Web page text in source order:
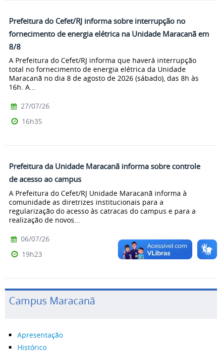
Prefeitura do Cefet/RJ informa sobre interrupção no
fornecimento de energia elétrica na Unidade Maracanã em
8/8
A Prefeitura do Cefet/RJ informa que haverá interrupção
total no fornecimento de energia elétrica da Unidade
Maracanã no dia 8 de agosto de 2026 (sábado), das 8h às
16h. A...
27/07/26
16h35
Prefeitura da Unidade Maracanã informa sobre controle
de acesso ao campus
A Prefeitura do Cefet/RJ Unidade Maracanã informa à
comunidade as diretrizes institucionais para a
regularização do acesso às catracas do campus e para a
realização de novos...
06/07/26
19h23
Campus Maracanã
Apresentação
Histórico